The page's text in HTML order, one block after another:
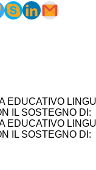
EDUCATIVO
IL SOSTEGNO DI:
EDUCATIVO
IL SOSTEGNO DI: